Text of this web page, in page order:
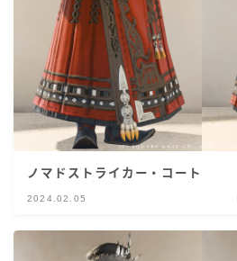
ノマドストライカー・コート
2024.02.05